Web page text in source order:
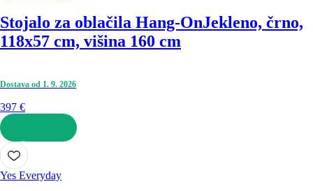
Stojalo za oblačila Hang-OnJekleno, črno,
118x57 cm, višina 160 cm
Dostava od 1. 9. 2026
397 €
V KOŠARICO
Yes Everyday